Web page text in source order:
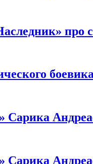
про
Сарика
Сарика